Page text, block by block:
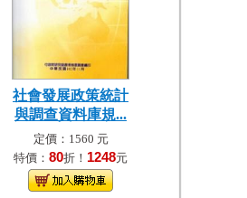
社會發展政策統計
與調查資料庫規...
定價：1560 元
特價： 80折！ 1248元